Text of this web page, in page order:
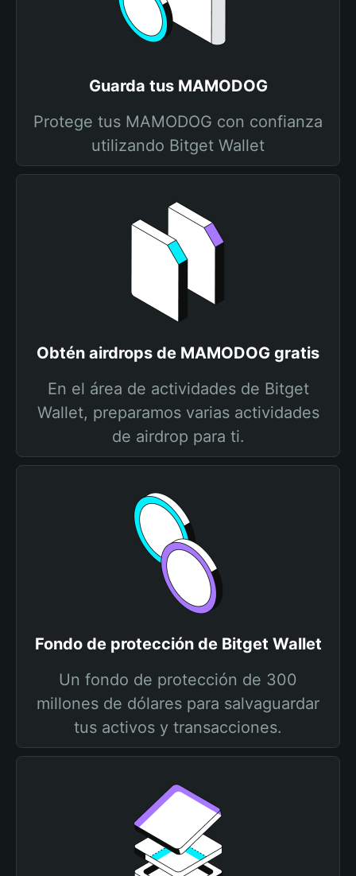
Guarda tus MAMODOG
Protege tus MAMODOG con confianza
utilizando Bitget Wallet
Obtén airdrops de MAMODOG gratis
En el área de actividades de Bitget
Wallet, preparamos varias actividades
de airdrop para ti.
Fondo de protección de Bitget Wallet
Un fondo de protección de 300
millones de dólares para salvaguardar
tus activos y transacciones.